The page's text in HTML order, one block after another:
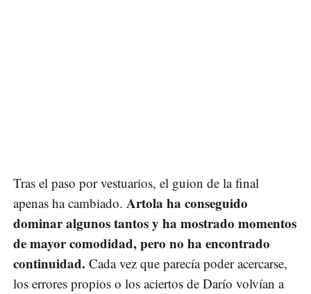
Tras el paso por vestuarios, el guion de la final
apenas ha cambiado. Artola ha conseguido
dominar algunos tantos y ha mostrado momentos
de mayor comodidad, pero no ha encontrado
continuidad. Cada vez que parecía poder acercarse,
los errores propios o los aciertos de Darío volvían a